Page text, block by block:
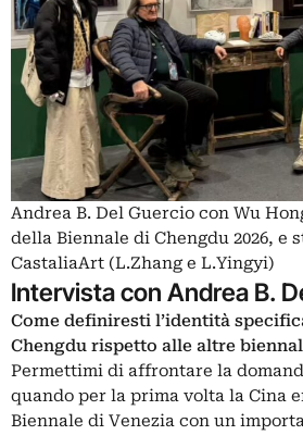
Andrea B. Del Guercio con Wu
della Biennale di Chengdu 2026, e
CastaliaArt (L.Zhang e L.Yingyi)
Intervista con Andrea B.
Come definiresti l’identità
Chengdu rispetto alle altre
Permettimi di affrontare la
quando per la prima volta la Cina
Biennale di Venezia con un